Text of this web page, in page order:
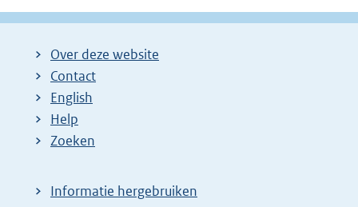
Over deze website
Contact
English
Help
Zoeken
Informatie hergebruiken